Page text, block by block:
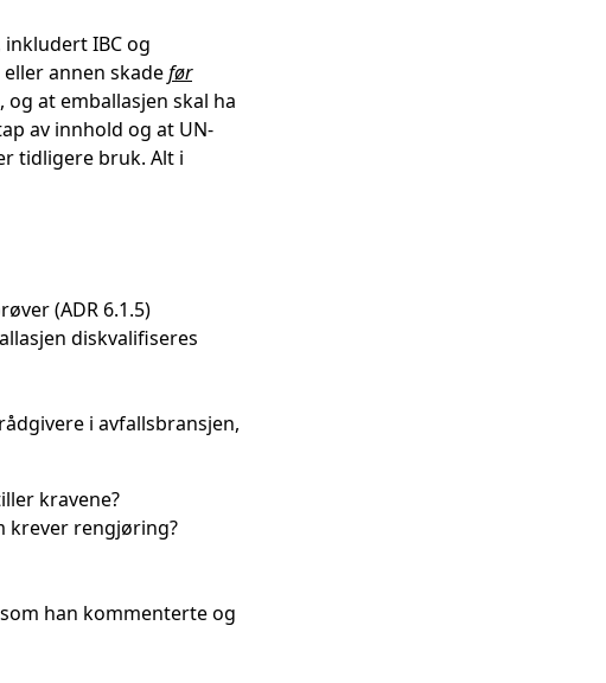
inkludert IBC og
annen skadefør
at emballasjen skal ha
av innhold og at UN-
tidligere bruk. Alt i
(ADR 6.1.5)
diskvalifiseres
i avfallsbransjen,
kravene?
krever rengjøring?
han kommenterte og